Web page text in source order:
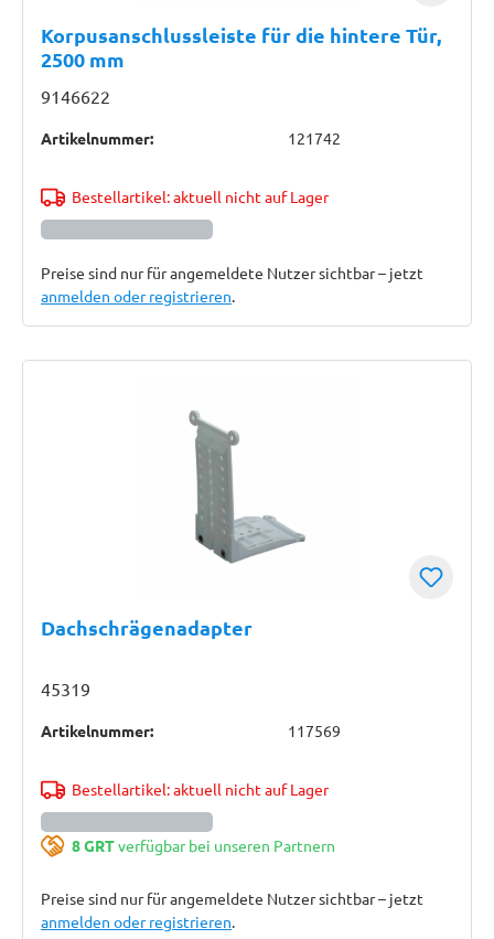
Korpusanschlussleiste für die hintere Tür,
2500 mm
9146622
Artikelnummer: 121742
Bestellartikel: aktuell nicht auf Lager
Preise sind nur für angemeldete Nutzer sichtbar – jetzt
anmelden oder registrieren.
Dachschrägenadapter
45319
Artikelnummer: 117569
Bestellartikel: aktuell nicht auf Lager
8 GRTverfügbar bei unseren Partnern
Preise sind nur für angemeldete Nutzer sichtbar – jetzt
anmelden oder registrieren.